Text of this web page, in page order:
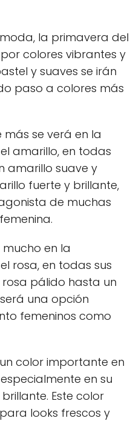
la primavera del
colores vibrantes y
y suaves se irán
paso a colores más
más se verá en la
amarillo, en todas
amarillo suave y
fuerte y brillante,
de muchas
en la
rosa, en todas sus
pálido hasta un
una opción
femeninos como
color importante en
en su
Este color
looks frescos y